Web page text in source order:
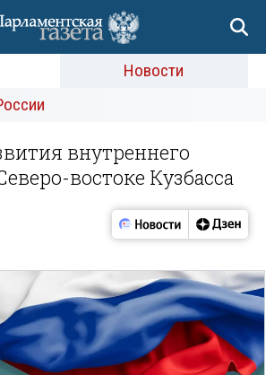
Новости
внутреннего
востоке Кузбасса